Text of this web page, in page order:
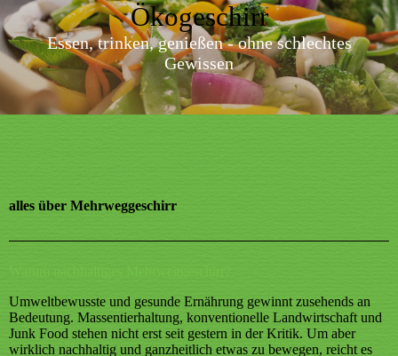
Ökogeschirr
Essen, trinken, genießen - ohne schlechtes
Gewissen
alles über Mehrweggeschirr
Umweltbewusste und gesunde Ernährung gewinnt zusehends an
Bedeutung. Massentierhaltung, konventionelle Landwirtschaft und
Junk Food stehen nicht erst seit gestern in der Kritik. Um aber
wirklich nachhaltig und ganzheitlich etwas zu bewegen, reicht es